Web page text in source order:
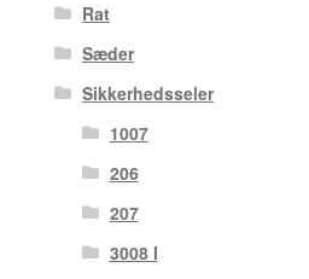
Rat
Sæder
Sikkerhedsseler
1007
206
207
3008 I